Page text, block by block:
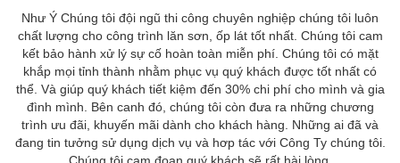
Như Ý Chúng tôi đội ngũ thi công chuyên nghiệp chúng tôi luôn
chất lượng cho công trình lăn sơn, ốp lát tốt nhất. Chúng tôi cam
kết bảo hành xử lý sự cố hoàn toàn miễn phí. Chúng tôi có mặt
khắp mọi tỉnh thành nhằm phục vụ quý khách được tốt nhất có
thể. Và giúp quý khách tiết kiệm đến 30% chi phí cho mình và gia
đình mình. Bên canh đó, chúng tôi còn đưa ra những chương
trình ưu đãi, khuyến mãi dành cho khách hàng. Những ai đã và
đang tin tưởng sử dụng dịch vụ và hơp tác với Công Ty chúng tôi.